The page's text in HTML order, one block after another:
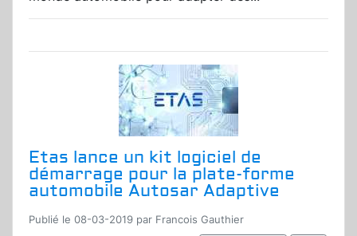
Etas lance un kit logiciel de
démarrage pour la plate-forme
automobile Autosar Adaptive
Publié le 08-03-2019 par Francois Gauthier